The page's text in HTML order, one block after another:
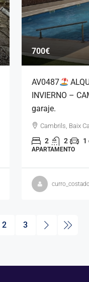
700€
AV0487
INVIERNO –
garaje.
Cambrils, Baix
2 2 1
APARTAMENTO
2 3